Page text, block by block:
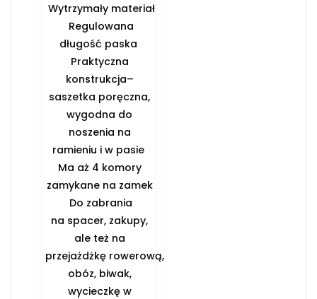
️ Wytrzymały materiał
️ Regulowana
długość paska ️
Praktyczna
konstrukcja–
saszetka poręczna,
wygodna do
noszenia na
ramieniu i w pasie ️
Ma aż 4 komory
zamykane na zamek
️ Do zabrania
na spacer, zakupy,
ale też na
przejażdżkę rowerową,
obóz, biwak,
wycieczkę w